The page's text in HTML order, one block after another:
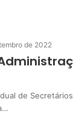
de 2022
de